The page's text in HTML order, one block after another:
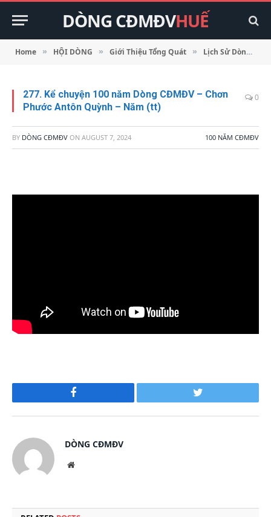
DÒNG CĐMĐVHUẾ
Home » HỘI DÒNG » Giới Thiệu Tổng Quát » Lịch Sử Dòng
277. Kể chuyện 100 năm Dòng CĐMĐV – Chơn
Phước Antôn Quỳnh – Năm (tt)
0
BY DÒNG CĐMĐV ON AUGUST 7, 2024 100 NĂM CĐMĐV
Facebook Twitter
DÒNG CĐMĐV
Website